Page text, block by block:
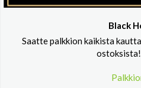
Black
Saatte palkkion kaikista
ostoksista!